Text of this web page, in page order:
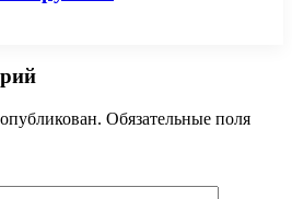
Обязательные поля